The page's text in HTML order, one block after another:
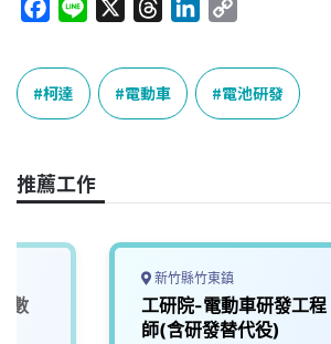
c
e
b
o
k
e
r
e
a
n
e
n
p
y
L
k
柯達 電動車 電池研發
推薦工作
數
新竹縣竹東鎮
工研院-電動車研發工程
師(含研發替代役)